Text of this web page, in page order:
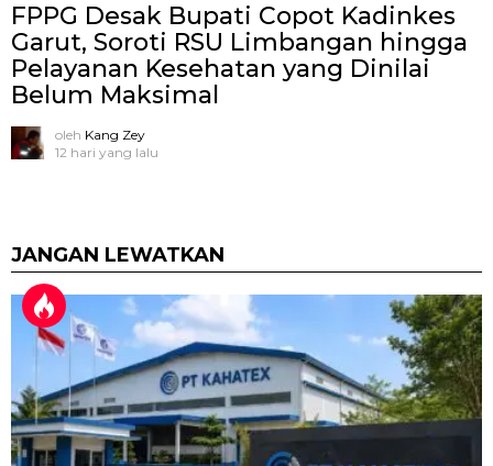
FPPG Desak Bupati Copot Kadinkes
Garut, Soroti RSU Limbangan hingga
Pelayanan Kesehatan yang Dinilai
Belum Maksimal
oleh Kang Zey
12 hari yang lalu
JANGAN LEWATKAN